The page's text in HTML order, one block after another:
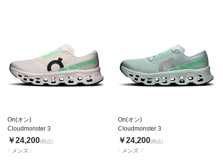
メンズ
On(オン)
Cloudmonster 3
￥24,200(税込)
メンズ
On(オン)
Cloudmonster 3
￥24,200(税込)